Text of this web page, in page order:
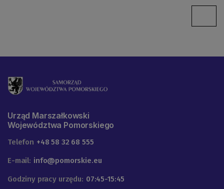
Urząd Marszałkowski
Województwa Pomorskiego
Telefon +48 58 32 68 555
E-mail: info@pomorskie.eu
Godziny pracy urzędu: 07:45-15:45